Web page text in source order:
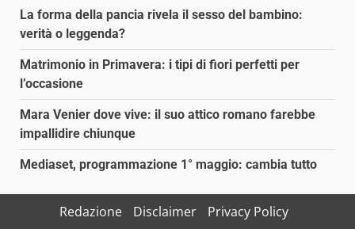
La forma della pancia rivela il sesso del bambino:
verità o leggenda?
Matrimonio in Primavera: i tipi di fiori perfetti per
l’occasione
Mara Venier dove vive: il suo attico romano farebbe
impallidire chiunque
Mediaset, programmazione 1° maggio: cambia tutto
Redazione Disclaimer Privacy Policy